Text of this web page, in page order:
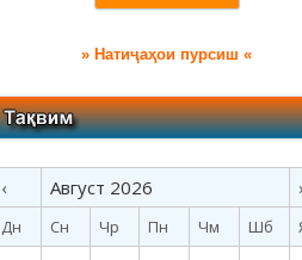
» Натиҷаҳои пурсиш «
‹ Август 2026 ›
Дн Сн Чр Пн Чм Шб